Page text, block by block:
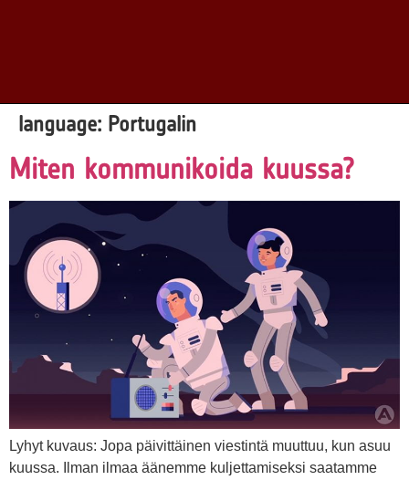
language: Portugalin
Miten kommunikoida kuussa?
Lyhyt kuvaus: Jopa päivittäinen viestintä muuttuu, kun asuu
kuussa. Ilman ilmaa äänemme kuljettamiseksi saatamme